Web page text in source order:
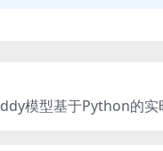
模型基于Python的实